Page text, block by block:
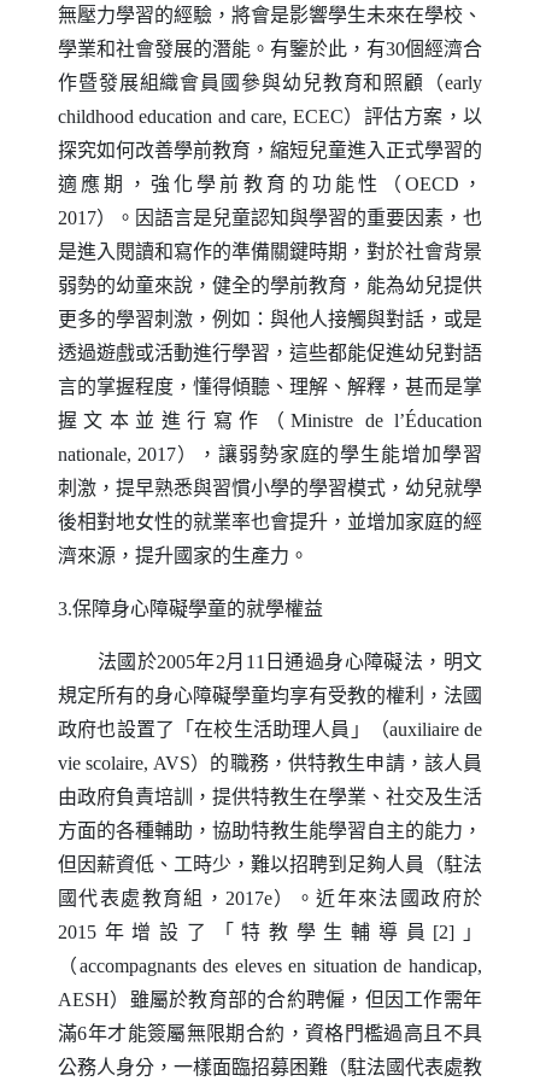
無壓力學習的經驗，將會是影響學生未來在學校、
學業和社會發展的潛能。有鑒於此，有30個經濟合
作暨發展組織會員國參與幼兒教育和照顧（early
childhood education and care, ECEC）評估方案，以
探究如何改善學前教育，縮短兒童進入正式學習的
適應期，強化學前教育的功能性（ OECD ，
2017）。因語言是兒童認知與學習的重要因素，也
是進入閱讀和寫作的準備關鍵時期，對於社會背景
弱勢的幼童來說，健全的學前教育，能為幼兒提供
更多的學習刺激，例如：與他人接觸與對話，或是
透過遊戲或活動進行學習，這些都能促進幼兒對語
言的掌握程度，懂得傾聽、理解、解釋，甚而是掌
握文本並進行寫作（Ministre de l’Éducation
nationale, 2017），讓弱勢家庭的學生能增加學習
刺激，提早熟悉與習慣小學的學習模式，幼兒就學
後相對地女性的就業率也會提升，並增加家庭的經
濟來源，提升國家的生產力。
3.保障身心障礙學童的就學權益
法國於2005年2月11日通過身心障礙法，明文
規定所有的身心障礙學童均享有受教的權利，法國
政府也設置了「在校生活助理人員」（auxiliaire de
vie scolaire, AVS）的職務，供特教生申請，該人員
由政府負責培訓，提供特教生在學業、社交及生活
方面的各種輔助，協助特教生能學習自主的能力，
但因薪資低、工時少，難以招聘到足夠人員（駐法
國代表處教育組，2017e）。近年來法國政府於
2015年增設了「特教學生輔導員[2]」
（accompagnants des eleves en situation de handicap,
AESH）雖屬於教育部的合約聘僱，但因工作需年
滿6年才能簽屬無限期合約，資格門檻過高且不具
公務人身分，一樣面臨招募困難（駐法國代表處教